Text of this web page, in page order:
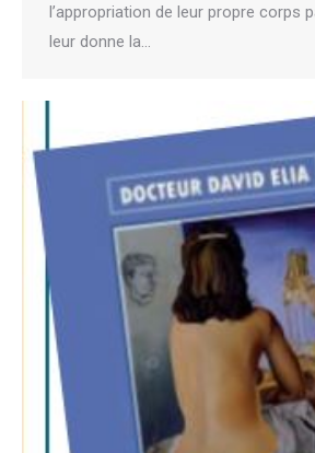
l’appropriation de leur propre corps
leur donne la…